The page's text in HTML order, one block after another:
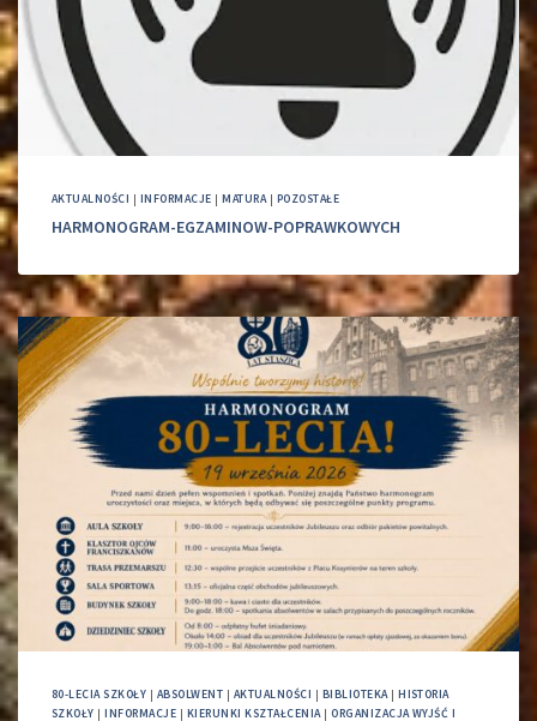
AKTUALNOŚCI | INFORMACJE |MATURA | POZOSTAŁE
HARMONOGRAM-EGZAMINOW-POPRAWKOWYCH
80-LECIA SZKOŁY | ABSOLWENT | AKTUALNOŚCI | BIBLIOTEKA|HISTORIA
SZKOŁY |INFORMACJE | KIERUNKI KSZTAŁCENIA|ORGANIZACJA WYJŚĆ I